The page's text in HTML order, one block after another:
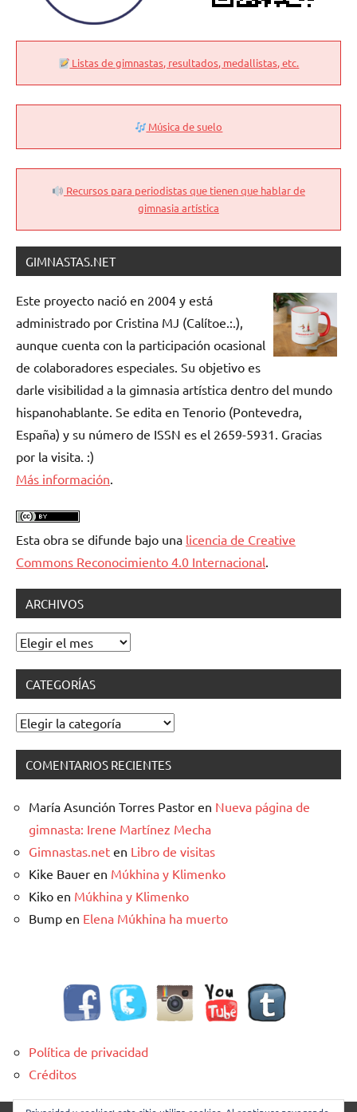
Listas de gimnastas, resultados, medallistas, etc.
Música de suelo
Recursos para periodistas que tienen que hablar de
gimnasia artística
GIMNASTAS.NET
Este proyecto nació en 2004 y está
administrado por Cristina MJ (Calítoe.:.),
aunque cuenta con la participación ocasional
de colaboradores especiales. Su objetivo es
darle visibilidad a la gimnasia artística dentro del mundo
hispanohablante. Se edita en Tenorio (Pontevedra,
España) y su número de ISSN es el 2659-5931. Gracias
por la visita. :)
Más información.
Esta obra se difunde bajo una licencia de Creative
Commons Reconocimiento 4.0 Internacional.
ARCHIVOS
Archivos
CATEGORÍAS
Categorías
COMENTARIOS RECIENTES
María Asunción Torres Pastor en Nueva página de
gimnasta: Irene Martínez Mecha
Gimnastas.net en Libro de visitas
Kike Bauer en Múkhina y Klimenko
Kiko en Múkhina y Klimenko
Bump en Elena Múkhina ha muerto
Política de privacidad
Créditos